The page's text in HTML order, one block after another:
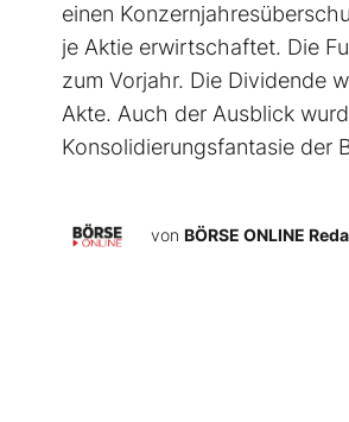
einen
je Aktie erwirtschaftet. Die
zum Vorjahr. Die Dividende
Akte. Auch der Ausblick
Konsolidierungsfantasie der
von BÖRSE ONLINE